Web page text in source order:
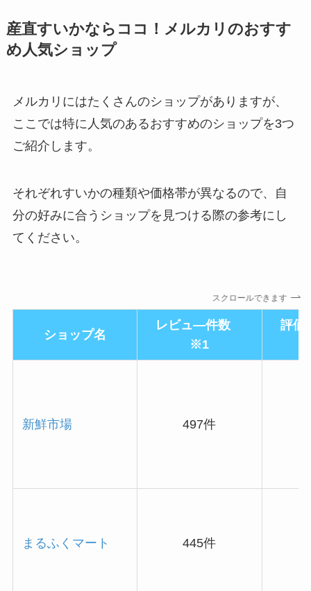
産直すいかならココ！メルカリのおすす
め人気ショップ
メルカリにはたくさんのショップがありますが、
ここでは特に人気のあるおすすめのショップを3つ
ご紹介します。
それぞれすいかの種類や価格帯が異なるので、自
分の好みに合うショップを見つける際の参考にし
てください。
スクロールできます
ショップ名
レビュ―件数
※1
評価
新鮮市場 497件
まるふくマート 445件